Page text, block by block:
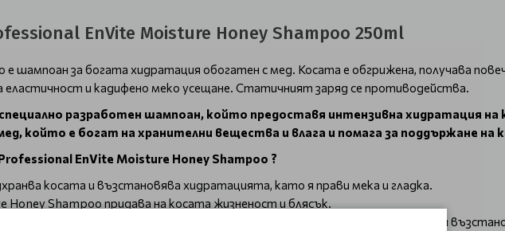
EnVite Moisture Honey Shampoo 250ml
шампоан за богата хидратация обогатен с мед. Косата е обгрижена, получава
и кадифено меко усещане. Статичният заряд се противодейства.
разработен шампоан, който предоставя интензивна хидратация
който е богат на хранителни вещества и влага и помага за поддържане на
EnVite Moisture Honey Shampoo ?
косата и възстановява хидратацията, като я прави мека и гладка.
Honey Shampoo придава на косата жизненост и блясък.
е идеален за хора с суха и увредена коса, търсещи интензивна хидратация и